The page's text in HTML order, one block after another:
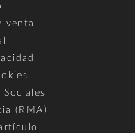
venta
Sociales
(RMA)